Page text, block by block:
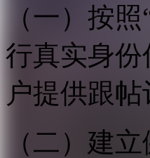
（一）按
行真实身
户提供跟帖
（二）建